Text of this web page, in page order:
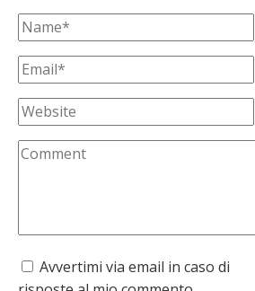
Avvertimi via email in caso di